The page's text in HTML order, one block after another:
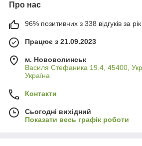
Про нас
96% позитивних з 338 відгуків за рік
Працює з 21.09.2023
м. Нововолинськ
Василя Стефаника 19.4, 45400,
Україна
Контакти
Сьогодні вихідний
Показати весь графік роботи